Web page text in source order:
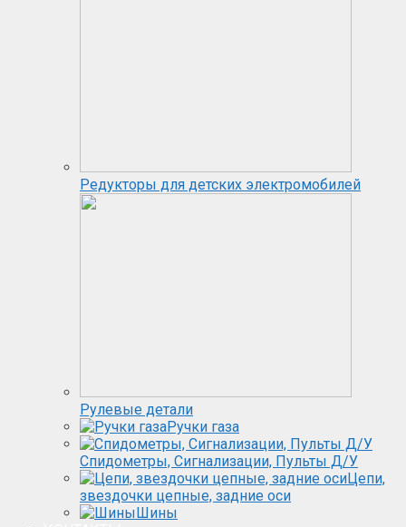
Редукторы для детских электромобилей
Рулевые детали
Ручки газа
Спидометры, Сигнализации, Пульты Д/У
Цепи,
звездочки цепные, задние оси
Шины